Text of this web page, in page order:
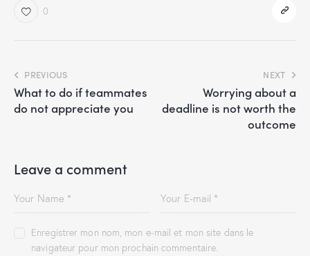
0
PREVIOUS
What to do if teammates
do not appreciate you
NEXT
Worrying about a
deadline is not worth the
outcome
Leave a comment
Enregistrer mon nom, mon e-mail et mon site dans le
navigateur pour mon prochain commentaire.